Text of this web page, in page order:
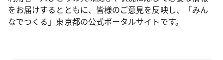
をお届けするとともに、皆様のご意見を反映し、「みん
なでつくる」東京都の公式ポータルサイトです。